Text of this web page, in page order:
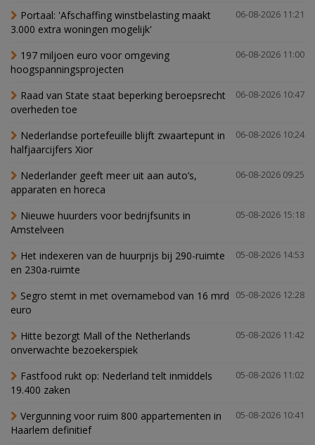
06-08-2026 11:21
Portaal: 'Afschaffing winstbelasting maakt
3.000 extra woningen mogelijk'
06-08-2026 11:00
197 miljoen euro voor omgeving
hoogspanningsprojecten
06-08-2026 10:47
Raad van State staat beperking beroepsrecht
overheden toe
06-08-2026 10:24
Nederlandse portefeuille blijft zwaartepunt in
halfjaarcijfers Xior
06-08-2026 09:25
Nederlander geeft meer uit aan auto’s,
apparaten en horeca
05-08-2026 15:18
Nieuwe huurders voor bedrijfsunits in
Amstelveen
05-08-2026 14:53
Het indexeren van de huurprijs bij 290-ruimte
en 230a-ruimte
05-08-2026 12:28
Segro stemt in met overnamebod van 16 mrd
euro
05-08-2026 11:42
Hitte bezorgt Mall of the Netherlands
onverwachte bezoekerspiek
05-08-2026 11:02
Fastfood rukt op: Nederland telt inmiddels
19.400 zaken
05-08-2026 10:41
Vergunning voor ruim 800 appartementen in
Haarlem definitief